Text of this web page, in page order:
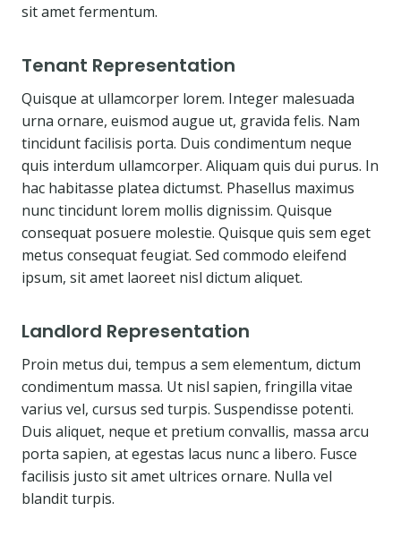
sit amet fermentum.
Tenant Representation
Quisque at ullamcorper lorem. Integer malesuada
urna ornare, euismod augue ut, gravida felis. Nam
tincidunt facilisis porta. Duis condimentum neque
quis interdum ullamcorper. Aliquam quis dui purus. In
hac habitasse platea dictumst. Phasellus maximus
nunc tincidunt lorem mollis dignissim. Quisque
consequat posuere molestie. Quisque quis sem eget
metus consequat feugiat. Sed commodo eleifend
ipsum, sit amet laoreet nisl dictum aliquet.
Landlord Representation
Proin metus dui, tempus a sem elementum, dictum
condimentum massa. Ut nisl sapien, fringilla vitae
varius vel, cursus sed turpis. Suspendisse potenti.
Duis aliquet, neque et pretium convallis, massa arcu
porta sapien, at egestas lacus nunc a libero. Fusce
facilisis justo sit amet ultrices ornare. Nulla vel
blandit turpis.